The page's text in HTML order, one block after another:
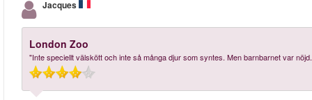
Jacques
London Zoo
"Inte speciellt välskött och inte så många djur som syntes. Men barnbarnet var